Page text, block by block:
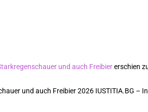
und auch Freibiererschien
und auch Freibier 2026 IUSTITIA.BG –